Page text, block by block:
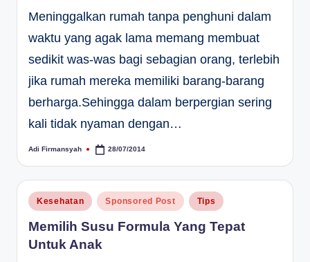
Meninggalkan rumah tanpa penghuni dalam
waktu yang agak lama memang membuat
sedikit was-was bagi sebagian orang, terlebih
jika rumah mereka memiliki barang-barang
berharga.Sehingga dalam berpergian sering
kali tidak nyaman dengan…
Posted
Adi Firmansyah 28/07/2014
Posted
in
Kesehatan Sponsored Post Tips
Memilih Susu Formula Yang Tepat
Untuk Anak